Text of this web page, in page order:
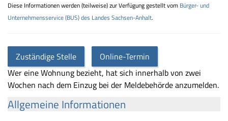
Diese Informationen werden (teilweise) zur Verfügung gestellt vom Bürger- und
Unternehmensservice (BUS) des Landes Sachsen-Anhalt.
Zuständige Stelle
Online-Termin
Wer eine Wohnung bezieht, hat sich innerhalb von zwei
Wochen nach dem Einzug bei der Meldebehörde anzumelden.
Allgemeine Informationen